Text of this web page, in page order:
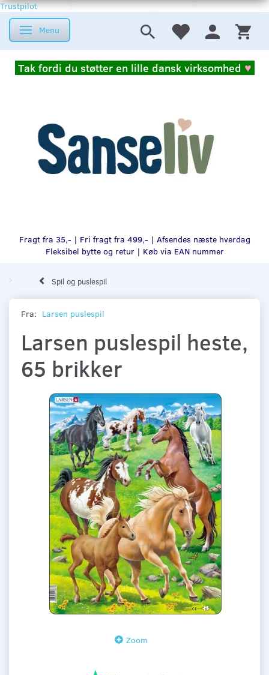
Trustpilot
Skifte navigation
Menu
Tak fordi du støtter en lille dansk virksomhed ♥
Fragt fra 35,- | Fri fragt fra 499,- | Afsendes næste hverdag
Fleksibel bytte og retur | Køb via EAN nummer
Spil og puslespil
Fra: Larsen puslespil
Larsen puslespil heste,
65 brikker
Zoom